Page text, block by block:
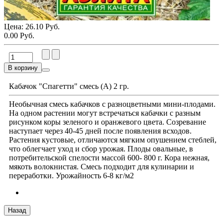
Цена: 26.10 Руб.
0.00 Руб.
В корзину
Кабачок "Спагетти" смесь (А) 2 гр.
Необычная смесь кабачков с разноцветными мини-плодами.
На одном растении могут встречаться кабачки с разным
рисунком коры зеленого и оранжевого цвета. Созревание
наступает через 40-45 дней после появления всходов.
Растения кустовые, отличаются мягким опушением стеблей,
что облегчает уход и сбор урожая. Плоды овальные, в
потребительской спелости массой 600- 800 г. Кора нежная,
мякоть волокнистая. Смесь подходит для кулинарии и
переработки. Урожайность 6-8 кг/м2